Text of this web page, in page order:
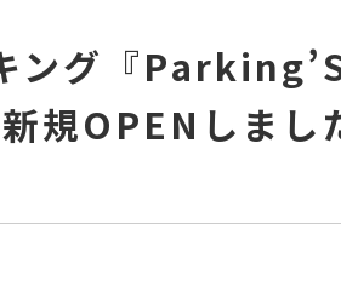
ング『
規OPENしまし